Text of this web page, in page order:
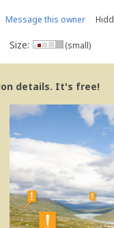
Message this owner
Size: (small)
details. It's free!